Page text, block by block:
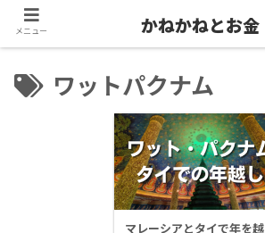
ワットパクナム
マレーシアとタイで年を越
メニュー かねかねとお金